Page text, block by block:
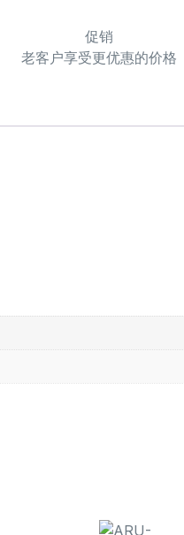
促销
老客户享受更优惠的价格